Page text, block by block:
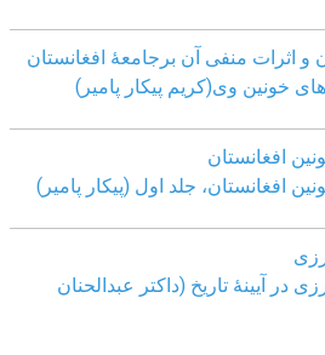
و اثرات منفی آن برجامعۀ افغانستان
های خونین وی(کریم پیکار پامیر)
افغانستان
افغانستان، جلد اول (پیکار پامیر)
در آیینۀ تاریخ (داکتر عبدالحنان